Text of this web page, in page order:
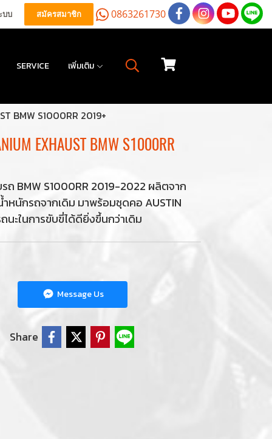
บบ สมัครสมาชิก 0863261730
SERVICE เพิ่มเติม
BMW S1000RR 2019+
EXHAUST BMW S1000RR
ถ BMW S1000RR 2019-2022 ผลิตจาก
หนักรถจากเดิม มาพร้อมชุดคอ AUSTIN
นะในการขับขี่ได้ดียิ่งขึ้นกว่าเดิม
Message Us
Share